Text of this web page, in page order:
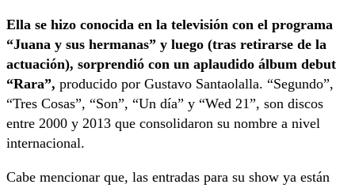
Ella se hizo conocida en la televisión con el programa
“Juana y sus hermanas” y luego (tras retirarse de la
actuación), sorprendió con un aplaudido álbum debut
“Rara”, producido por Gustavo Santaolalla. “Segundo”,
“Tres Cosas”, “Son”, “Un día” y “Wed 21”, son discos
entre 2000 y 2013 que consolidaron su nombre a nivel
internacional.
Cabe mencionar que, las entradas para su show ya están